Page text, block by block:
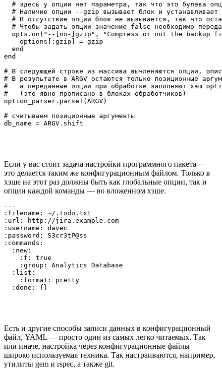
# здесь у опции нет параметра, так что это булева
# Наличие опции --gzip вызывает блок и устанавливает
# В отсутствие опции блок не вызывается, так что
# Чтобы задать опции значение false необходимо
opts.on("--[no-]gzip", "Compress or not the backup
    options[:gzip] = gzip
  end
end
# В следующей строке из массива вычленяются опции,
# В результате в ARGV остаются только позиционные
#   а переданные опции при обработке заполняют хэш
#   (это явно прописано в блоках обработчиков)
option_parser.parse!(ARGV)
# считываем позиционные аргументы
Если у вас стоит задача настройки программного пакета —
это делается таким же конфигурационным файлом. Только в
хэше на этот раз должны быть как глобальные опции, так и
опции каждой команды — во вложенном хэше.
---
:filename: ~/.todo.txt
:url: http://jira.example.com
:username: davec
:password: S3cr3tP@ss
:commands:
  :new:
    :f: true
    :group: Analytics Database
  :list:
    :format: pretty
Есть и другие способы записи данных в конфигурационный
файл, YAML — просто один из самых легко читаемых. Так
или иначе, настройка через конфигурационные файлы —
широко используемая техника. Так настраиваются, например,
утилиты gem и rspec, а также git.